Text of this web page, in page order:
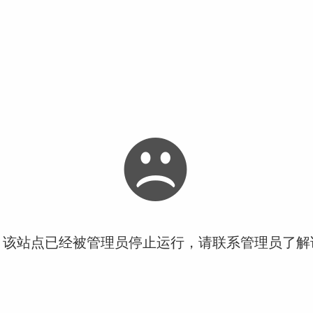
站点已经被管理员停止运行，请联系管理员了